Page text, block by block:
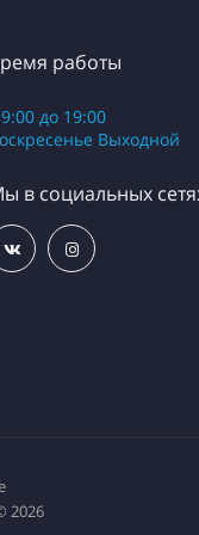
работы
до 19:00
Выходной
в социальных
2026